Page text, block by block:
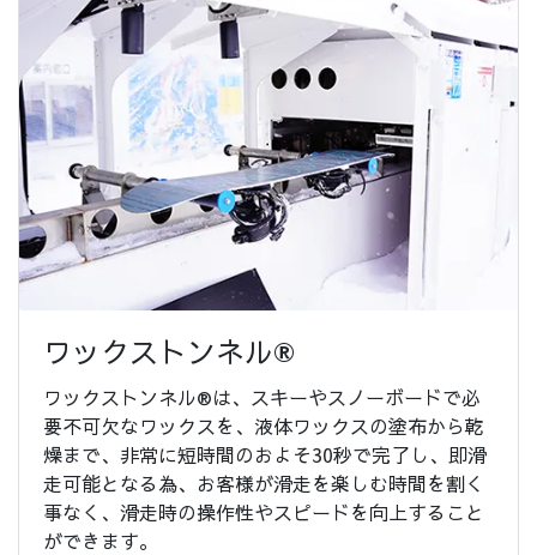
ワックストンネル®
ワックストンネル®は、スキーやスノーボードで必
要不可欠なワックスを、液体ワックスの塗布から乾
燥まで、非常に短時間のおよそ30秒で完了し、即滑
走可能となる為、お客様が滑走を楽しむ時間を割く
事なく、滑走時の操作性やスピードを向上すること
ができます。